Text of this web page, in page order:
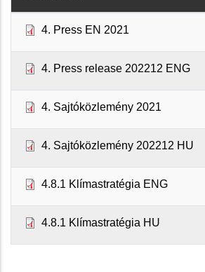
4. Press EN 2021
4. Press release 202212 ENG
4. Sajtóközlemény 2021
4. Sajtóközlemény 202212 HU
4.8.1 Klímastratégia ENG
4.8.1 Klímastratégia HU